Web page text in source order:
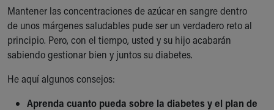
Mantener las concentraciones de azúcar en sangre dentro
de unos márgenes saludables pude ser un verdadero reto al
principio. Pero, con el tiempo, usted y su hijo acabarán
sabiendo gestionar bien y juntos su diabetes.
He aquí algunos consejos:
Aprenda cuanto pueda sobre la diabetes y el plan de